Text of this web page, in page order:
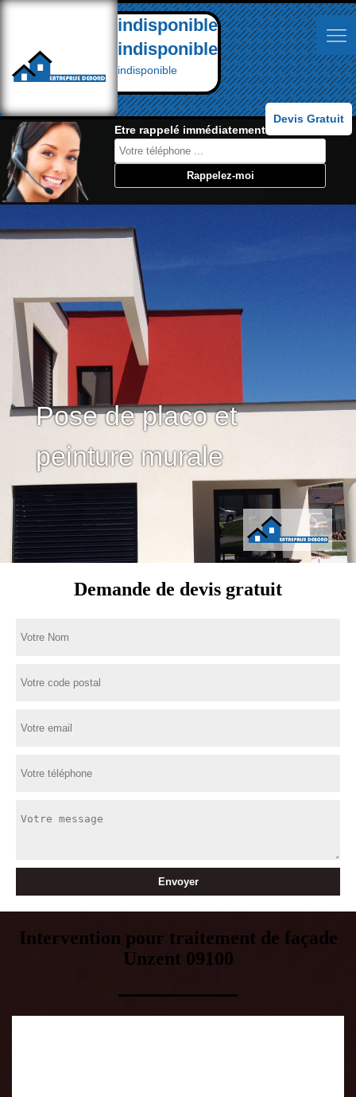
indisponible
indisponible
indisponible
Devis Gratuit
Etre rappelé immédiatement:
Pose de placo et
peinture murale
Demande de devis gratuit
Intervention pour traitement de façade
Unzent 09100